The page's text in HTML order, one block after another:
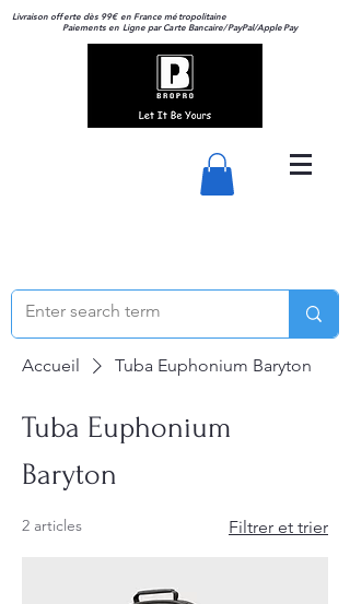
Livraison offerte dès 99€ en France métropolitaine
Paiements en Ligne par Carte Bancaire/PayPal/ApplePay
Accueil Tuba Euphonium Baryton
Tuba Euphonium
Baryton
2 articles Filtrer et trier